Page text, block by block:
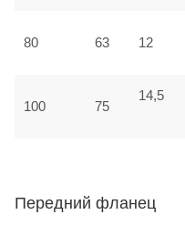
80 63 12
100 75
14,5
Передний фланец